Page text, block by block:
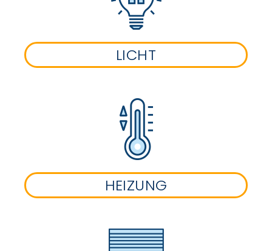
LICHT
HEIZUNG